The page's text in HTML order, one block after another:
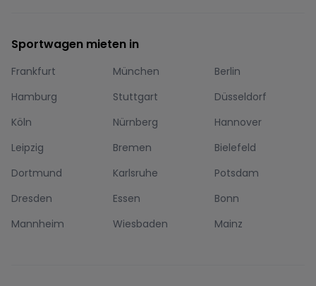
Sportwagen mieten in
Frankfurt München
Berlin
Hamburg
Stuttgart
Düsseldorf
Köln
Nürnberg
Hannover
Leipzig
Bremen
Bielefeld
Dortmund
Karlsruhe
Potsdam
Dresden
Essen
Bonn
Mannheim
Wiesbaden Mainz